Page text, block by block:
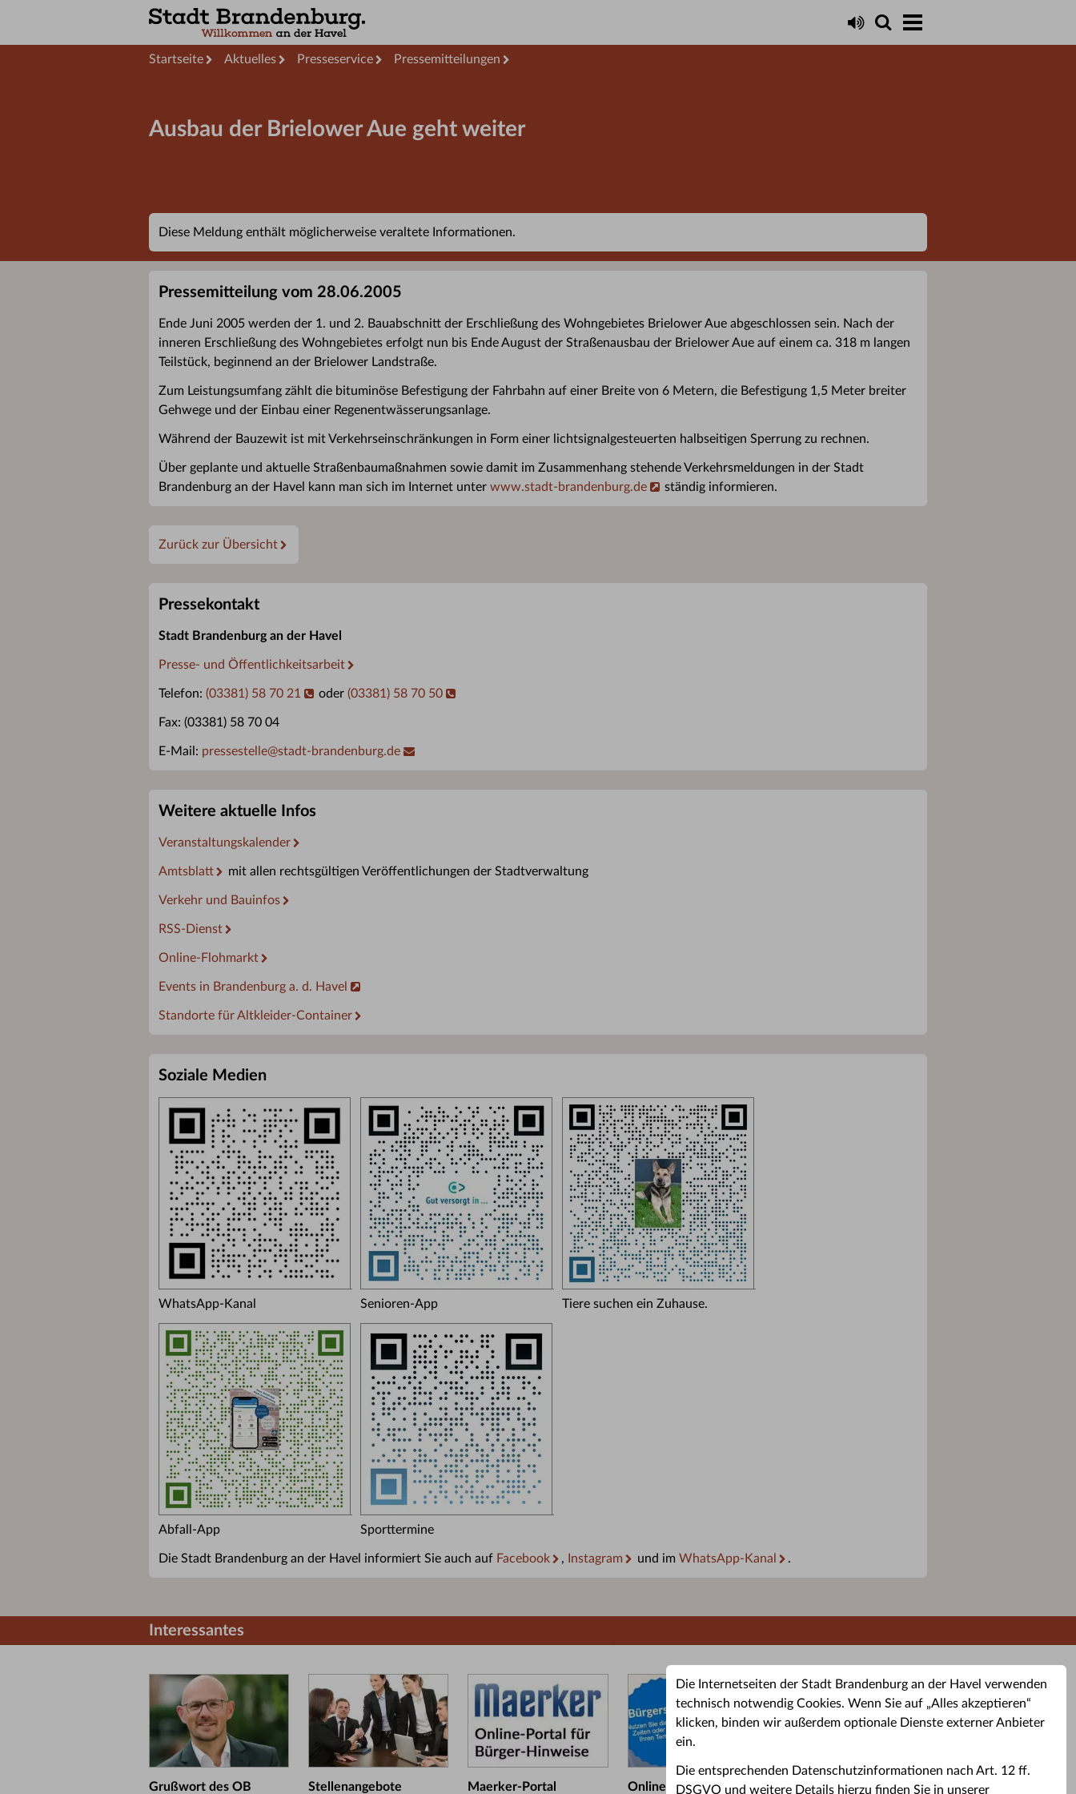
Die Internetseiten der Stadt Brandenburg an der Havel verwenden
technisch notwendig Cookies. Wenn Sie auf „Alles akzeptieren“
klicken, binden wir außerdem optionale Dienste externer Anbieter
ein.
Die entsprechenden Datenschutzinformationen nach Art. 12 ff.
DSGVO und weitere Details hierzu finden Sie in unserer
Startseite Aktuelles Presseservice Pressemitteilungen
Ausbau der Brielower Aue geht weiter
Diese Meldung enthält möglicherweise veraltete Informationen.
Pressemitteilung vom 28.06.2005
Ende Juni 2005 werden der 1. und 2. Bauabschnitt der Erschließung des Wohngebietes Brielower Aue abgeschlossen sein. Nach der
inneren Erschließung des Wohngebietes erfolgt nun bis Ende August der Straßenausbau der Brielower Aue auf einem ca. 318 m langen
Teilstück, beginnend an der Brielower Landstraße.
Zum Leistungsumfang zählt die bituminöse Befestigung der Fahrbahn auf einer Breite von 6 Metern, die Befestigung 1,5 Meter breiter
Gehwege und der Einbau einer Regenentwässerungsanlage.
Während der Bauzewit ist mit Verkehrseinschränkungen in Form einer lichtsignalgesteuerten halbseitigen Sperrung zu rechnen.
Über geplante und aktuelle Straßenbaumaßnahmen sowie damit im Zusammenhang stehende Verkehrsmeldungen in der Stadt
Brandenburg an der Havel kann man sich im Internet unter www.stadt-brandenburg.de ständig informieren.
Zurück zur Übersicht
Pressekontakt
Stadt Brandenburg an der Havel
Presse- und Öffentlichkeitsarbeit
Telefon: (03381) 58 70 21 oder (03381) 58 70 50
Fax: (03381) 58 70 04
E-Mail: pressestelle@stadt-brandenburg.de
Weitere aktuelle Infos
Veranstaltungskalender
Amtsblatt mit allen rechtsgültigen Veröffentlichungen der Stadtverwaltung
Verkehr und Bauinfos
RSS-Dienst
Online-Flohmarkt
Events in Brandenburg a. d. Havel
Standorte für Altkleider-Container
Soziale Medien
WhatsApp-Kanal Senioren-App Tiere suchen ein Zuhause.
Abfall-App Sporttermine
Die Stadt Brandenburg an der Havel informiert Sie auch auf Facebook , Instagram und im WhatsApp-Kanal .
Interessantes
Grußwort des OB Stellenangebote Maerker-Portal Online-Terminbuchung Altkleider-Container Sporttermine